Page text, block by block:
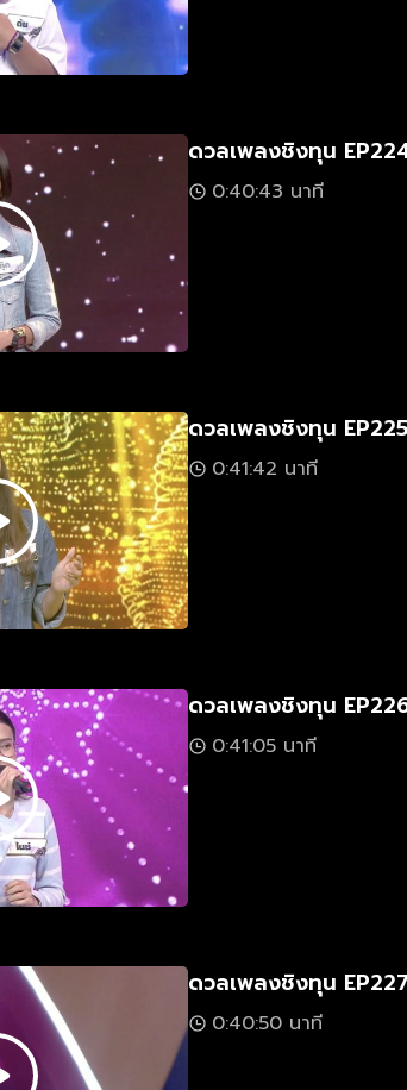
ดวลเพลงชิงทุน
0:40:43 นาที
ดวลเพลงชิงทุน EP225
0:41:42 นาที
ดวลเพลงชิงทุน
0:41:05 นาที
ดวลเพลงชิงทุน EP227
0:40:50 นาที